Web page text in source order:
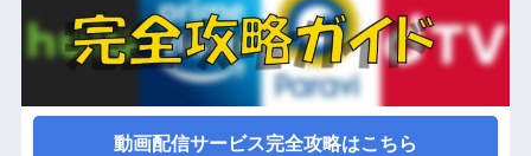
動画配信サービス完全攻略はこちら